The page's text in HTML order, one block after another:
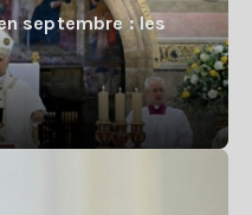
septembre : les